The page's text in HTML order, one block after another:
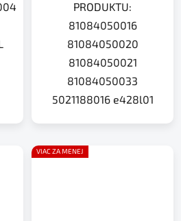
PRODUKTU:
81084050016
81084050020
81084050021
81084050033
5021188016 e428l01
VIAC ZA MENEJ